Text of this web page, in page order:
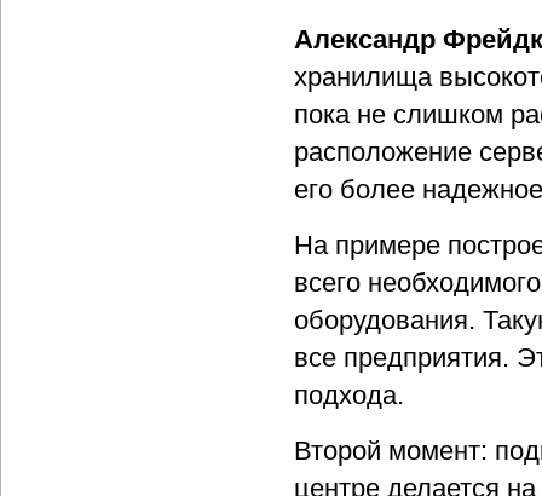
Александр
хранилища
пока не слишком
расположение
его более
На примере
всего
оборудования.
все предприятия.
подхода.
Второй момент:
центре делается